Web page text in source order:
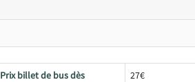
Prix billet de bus dès
27€